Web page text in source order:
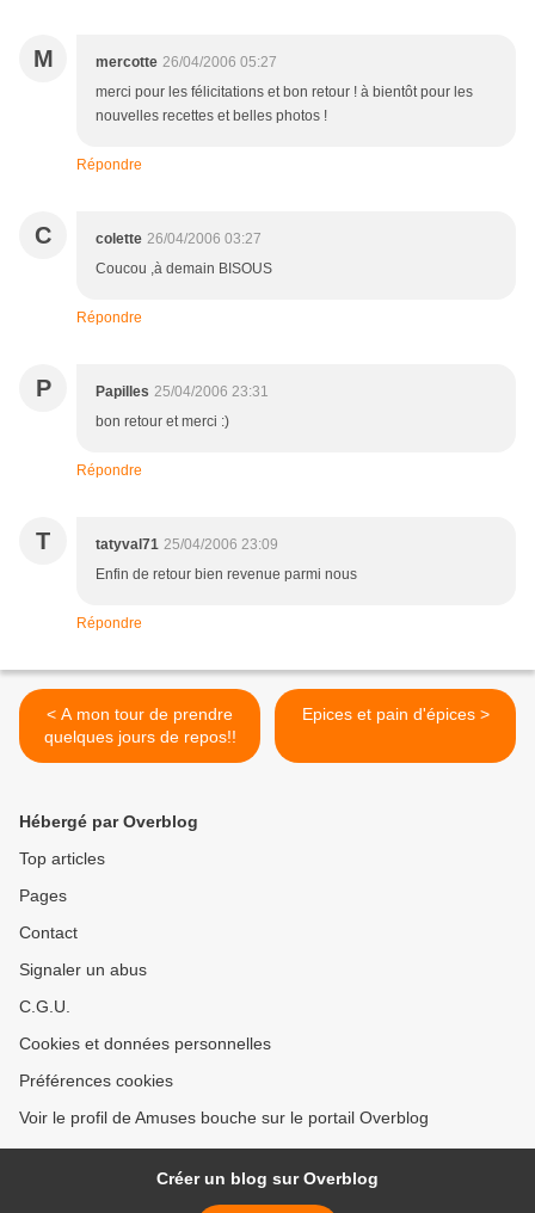
M mercotte 26/04/2006 05:27
merci pour les félicitations et bon retour ! à bientôt pour les
nouvelles recettes et belles photos !
Répondre
C colette 26/04/2006 03:27
Coucou ,à demain BISOUS
Répondre
P Papilles 25/04/2006 23:31
bon retour et merci :)
Répondre
T tatyval71 25/04/2006 23:09
Enfin de retour bien revenue parmi nous
Répondre
< A mon tour de prendre
quelques jours de repos!!
Epices et pain d'épices >
Hébergé par Overblog
Top articles
Pages
Contact
Signaler un abus
C.G.U.
Cookies et données personnelles
Préférences cookies
Voir le profil de Amuses bouche sur le portail Overblog
Créer un blog sur Overblog